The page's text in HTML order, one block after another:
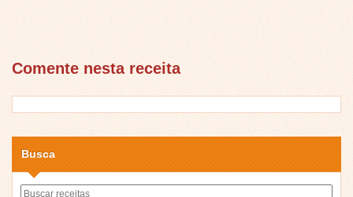
Comente nesta receita
Busca